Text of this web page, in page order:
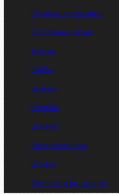
Пружины тарельчатые
Стопорные кольца
Такелаж
Шайбы
Шпильки
Шплинты
Шпонки
Шпоночная сталь
Штифты
Латунный и бр. крепеж